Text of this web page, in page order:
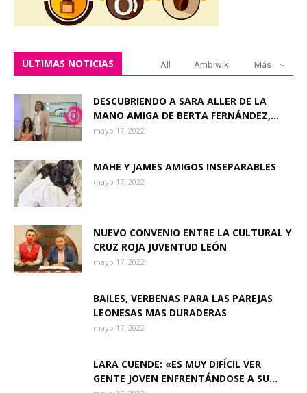
ULTIMAS NOTICIAS All Ambiwiki Más
DESCUBRIENDO A SARA ALLER DE LA
MANO AMIGA DE BERTA FERNÁNDEZ,...
mayo 17, 2022
MAHE Y JAMES AMIGOS INSEPARABLES
mayo 17, 2022
NUEVO CONVENIO ENTRE LA CULTURAL Y
CRUZ ROJA JUVENTUD LEÓN
mayo 17, 2022
BAILES, VERBENAS PARA LAS PAREJAS
LEONESAS MAS DURADERAS
mayo 17, 2022
LARA CUENDE: «ES MUY DIFÍCIL VER
GENTE JOVEN ENFRENTÁNDOSE A SU...